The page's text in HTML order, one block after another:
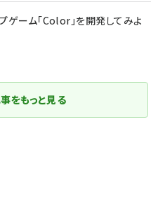
ゲーム「Color」を開発してみよ
をもっと見る